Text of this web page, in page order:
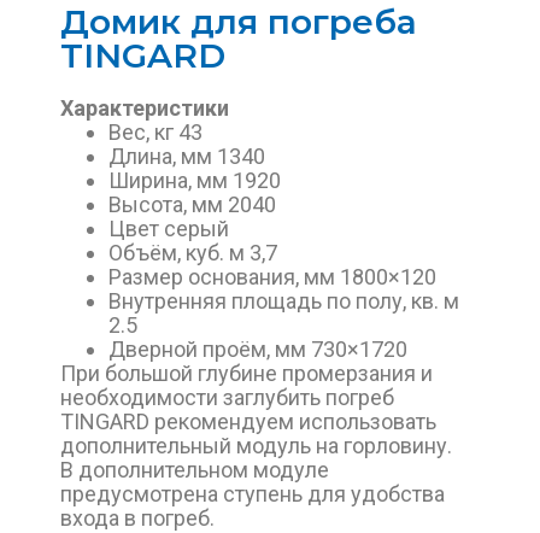
Домик для погреба
TINGARD
Характеристики
Вес, кг 43
Длина, мм 1340
Ширина, мм 1920
Высота, мм 2040
Цвет серый
Объём, куб. м 3,7
Размер основания, мм 1800×120
Внутренняя площадь по полу, кв. м
2.5
Дверной проём, мм 730×1720
При большой глубине промерзания и
необходимости заглубить погреб
TINGARD рекомендуем использовать
дополнительный модуль на горловину.
В дополнительном модуле
предусмотрена ступень для удобства
входа в погреб.